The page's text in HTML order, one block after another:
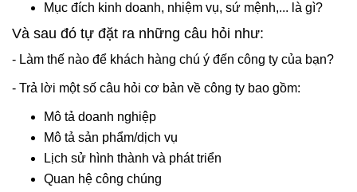
Mục đích kinh doanh, nhiệm vụ, sứ mệnh,... là gì?
Và sau đó tự đặt ra những câu hỏi như:
- Làm thế nào để khách hàng chú ý đến công ty của bạn?
- Trả lời một số câu hỏi cơ bản về công ty bao gồm:
Mô tả doanh nghiệp
Mô tả sản phẩm/dịch vụ
Lịch sử hình thành và phát triển
Quan hệ công chúng